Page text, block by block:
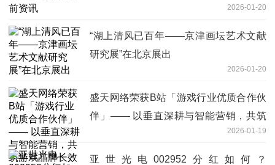
2026-01-20
“湖上清风已百年——京津画坛艺术文献
研究展”在北京展出
2026-01-20
盛天网络荣获B站「游戏行业优质合作伙
伴」—— 以垂直深耕与智能营销，共筑
游戏品牌长效增长引擎|焦点热闻2026-01-19
亚世光电002952分红如何？